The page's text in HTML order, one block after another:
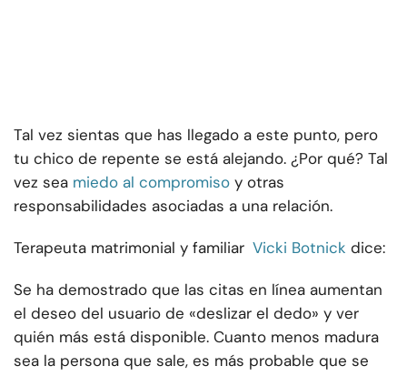
Tal vez sientas que has llegado a este punto, pero
tu chico de repente se está alejando. ¿Por qué? Tal
vez sea miedo al compromiso y otras
responsabilidades asociadas a una relación.
Terapeuta matrimonial y familiar Vicki Botnick dice:
Se ha demostrado que las citas en línea aumentan
el deseo del usuario de «deslizar el dedo» y ver
quién más está disponible. Cuanto menos madura
sea la persona que sale, es más probable que se